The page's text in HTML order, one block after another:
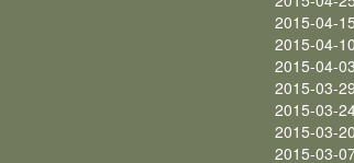
2015-04-
2015-04-
2015-04-
2015-03-
2015-03-
2015-03-
2015-03-